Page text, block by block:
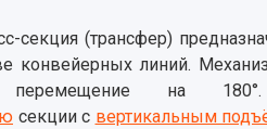
секция (трансфер)
конвейерных линий.
на
секции с вертикальным